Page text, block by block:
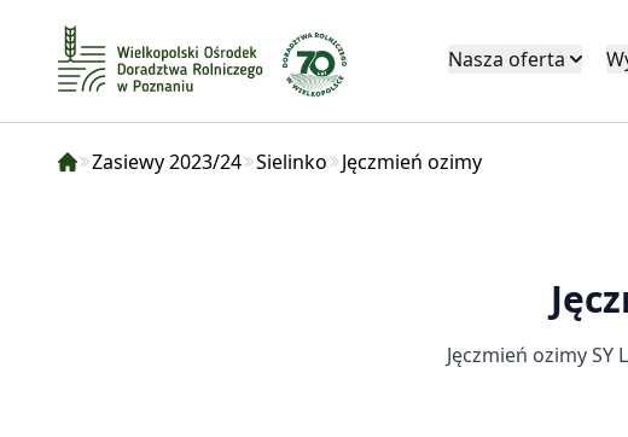
Nasza oferta
Zasiewy 2023/24 Sielinko Jęczmień ozimy
Jęczmień ozimy